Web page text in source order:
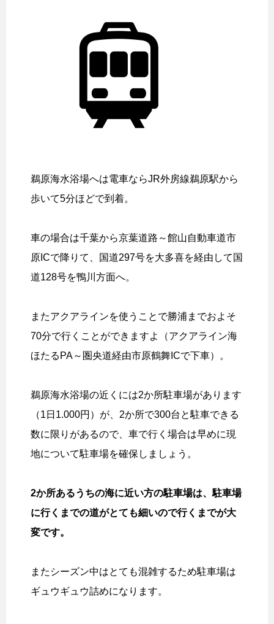
鵜原海水浴場へは電車ならJR外房線鵜原駅から
歩いて5分ほどで到着。
車の場合は千葉から京葉道路～館山自動車道市
原ICで降りて、国道297号を大多喜を経由して国
道128号を鴨川方面へ。
またアクアラインを使うことで勝浦までおよそ
70分で行くことができますよ（アクアライン海
ほたるPA～圏央道経由市原鶴舞ICで下車）。
鵜原海水浴場の近くには2か所駐車場があります
（1日1.000円）が、2か所で300台と駐車できる
数に限りがあるので、車で行く場合は早めに現
地について駐車場を確保しましょう。
2か所あるうちの海に近い方の駐車場は、駐車場
に行くまでの道がとても細いので行くまでが大
変です。
またシーズン中はとても混雑するため駐車場は
ギュウギュウ詰めになります。